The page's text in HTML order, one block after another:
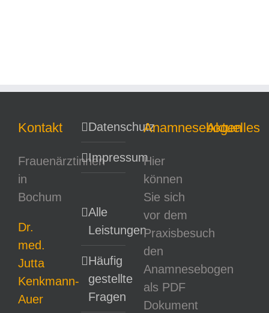
Kontakt
Frauenärztinnen
in
Bochum
Dr.
med.
Jutta
Kenkmann-
Auer
Datenschutz
Impressum
Alle
Leistungen
Häufig
gestellte
Fragen
Anamnesebogen
Hier
können
Sie sich
vor dem
Praxisbesuch
den
Anamnesebogen
als PDF
Dokument
Aktuelles